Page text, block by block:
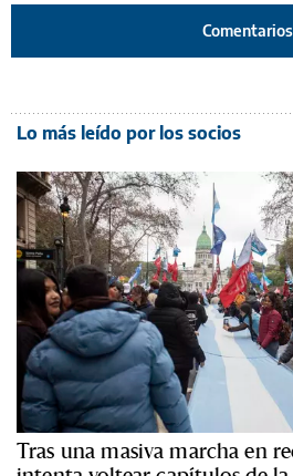
Comentarios
Lo más leído por los socios
Tras una masiva marcha en